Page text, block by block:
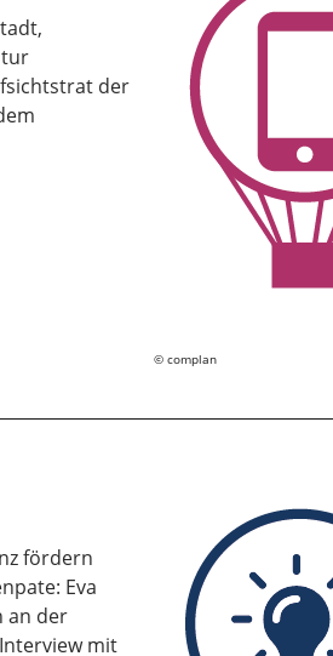
complan
der
fördern
Eva
an der
mit